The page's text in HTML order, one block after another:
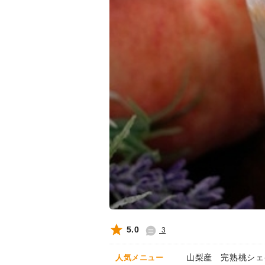
5.0 3
人気メニュー 山梨産 完熟桃シェ